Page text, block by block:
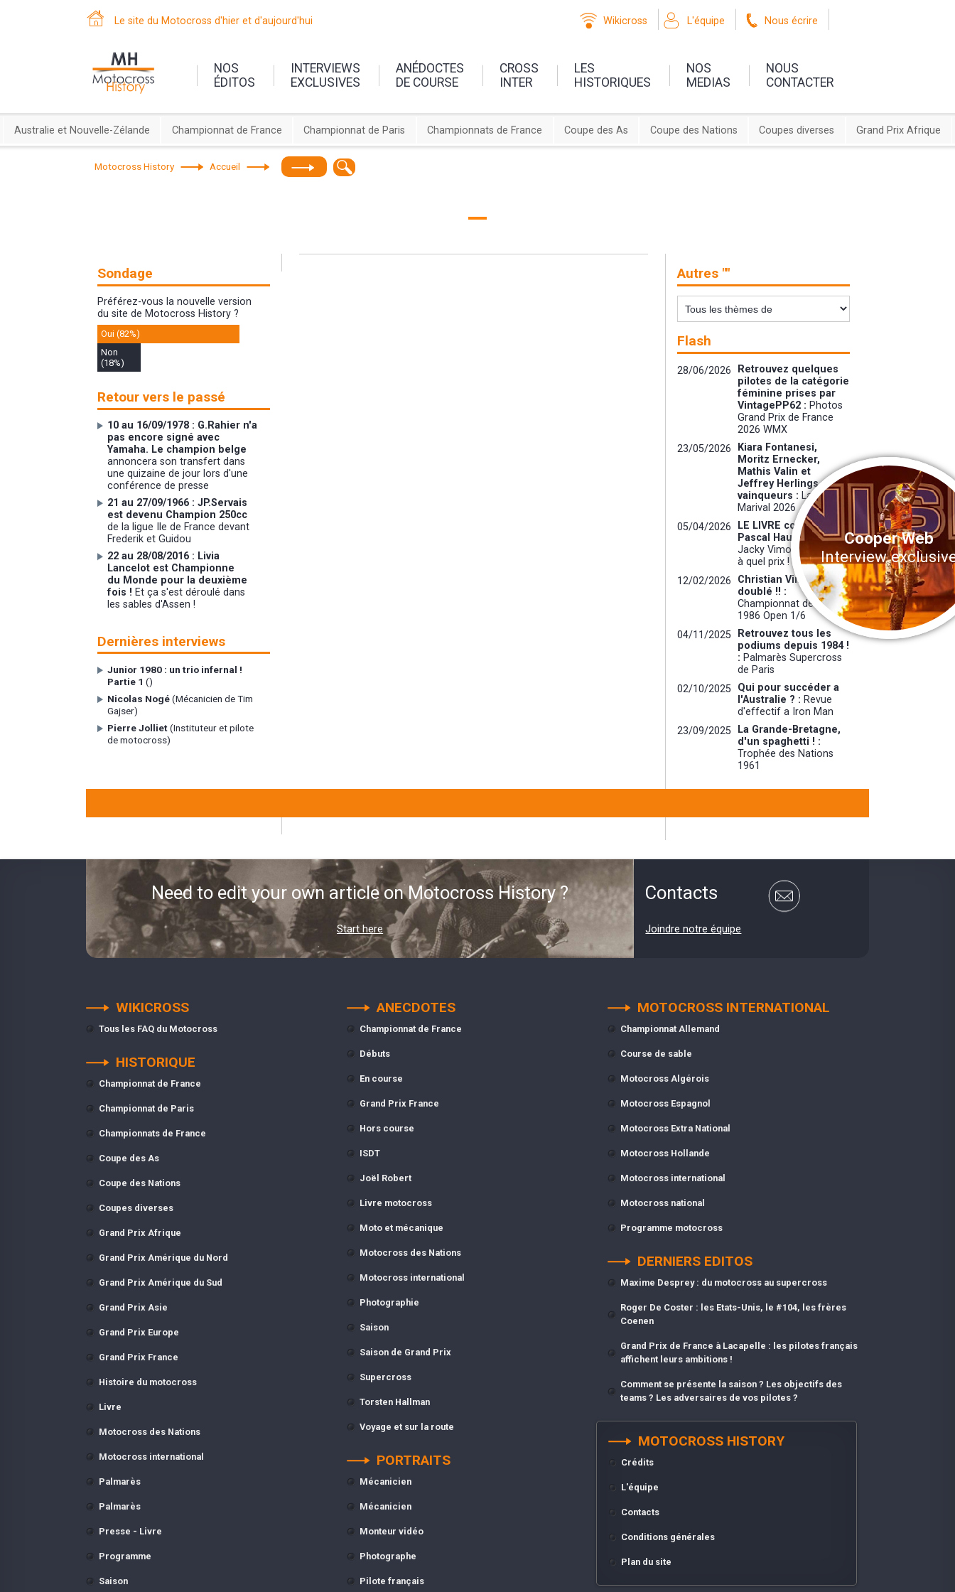
Le site du Motocross d'hier et d'aujourd'hui Wikicross L'équipe Nous écrire
NOS
ÉDITOS
INTERVIEWS
EXCLUSIVES
ANÉDOCTES
DE COURSE
CROSS
INTER
LES
HISTORIQUES
NOS
MEDIAS
NOUS
CONTACTER
Australie et Nouvelle-Zélande Championnat de France Championnat de Paris Championnats de France Coupe des As Coupe des Nations Coupes diverses Grand Prix Afrique
Motocross History Accueil
Cooper Web
Interview
Sondage
Préférez-vous la nouvelle version
du site de Motocross History ?
Oui (82%)
Non
(18%)
Retour vers le passé
10 au 16/09/1978 : G.Rahier n'a
pas encore signé avec
Yamaha. Le champion belge
annoncera son transfert dans
une quizaine de jour lors d'une
conférence de presse
21 au 27/09/1966 : JP.Servais
est devenu Champion 250cc
de la ligue Ile de France devant
Frederik et Guidou
22 au 28/08/2016 : Livia
Lancelot est Championne
du Monde pour la deuxième
fois ! Et ça s'est déroulé dans
les sables d'Assen !
Dernières interviews
Junior 1980 : un trio infernal !
Partie 1 ()
Nicolas Nogé(Mécanicien de Tim
Gajser)
Pierre Jolliet(Instituteur et pilote
de motocross)
Autres ""
Flash
28/06/2026
Retrouvez quelques
pilotes de la catégorie
féminine prises par
VintagePP62 : Photos
Grand Prix de France
2026 WMX
23/05/2026
Kiara Fontanesi,
Moritz Ernecker,
Mathis Valin et
Jeffrey Herlings
vainqueurs : Lacapelle-
Marival 2026
05/04/2026
LE LIVRE coécrit avec
Pascal Haudiquert ! :
Jacky Vimond : Un titre,
à quel prix !
12/02/2026
Christian Vimond : un
doublé !! :
Championnat de France
1986 Open 1/6
04/11/2025
Retrouvez tous les
podiums depuis 1984 !
: Palmarès Supercross
de Paris
02/10/2025 Qui pour succéder a
l'Australie ? : Revue
d'effectif a Iron Man
23/09/2025
La Grande-Bretagne,
d'un spaghetti ! :
Trophée des Nations
1961
Need to edit your own article on Motocross History ?
Start here
Contacts
Joindre notre équipe
WIKICROSS
Tous les FAQ du Motocross
HISTORIQUE
Championnat de France
Championnat de Paris
Championnats de France
Coupe des As
Coupe des Nations
Coupes diverses
Grand Prix Afrique
Grand Prix Amérique du Nord
Grand Prix Amérique du Sud
Grand Prix Asie
Grand Prix Europe
Grand Prix France
Histoire du motocross
Livre
Motocross des Nations
Motocross international
Palmarès
Palmarès
Presse - Livre
Programme
Saison
ANECDOTES
Championnat de France
Débuts
En course
Grand Prix France
Hors course
ISDT
Joël Robert
Livre motocross
Moto et mécanique
Motocross des Nations
Motocross international
Photographie
Saison
Saison de Grand Prix
Supercross
Torsten Hallman
Voyage et sur la route
PORTRAITS
Mécanicien
Mécanicien
Monteur vidéo
Photographe
Pilote français
MOTOCROSS INTERNATIONAL
Championnat Allemand
Course de sable
Motocross Algérois
Motocross Espagnol
Motocross Extra National
Motocross Hollande
Motocross international
Motocross national
Programme motocross
DERNIERS EDITOS
Maxime Desprey : du motocross au supercross
Roger De Coster : les Etats-Unis, le #104, les frères
Coenen
Grand Prix de France à Lacapelle : les pilotes français
affichent leurs ambitions !
Comment se présente la saison ? Les objectifs des
teams ? Les adversaires de vos pilotes ?
MOTOCROSS HISTORY
Crédits
L'équipe
Contacts
Conditions générales
Plan du site